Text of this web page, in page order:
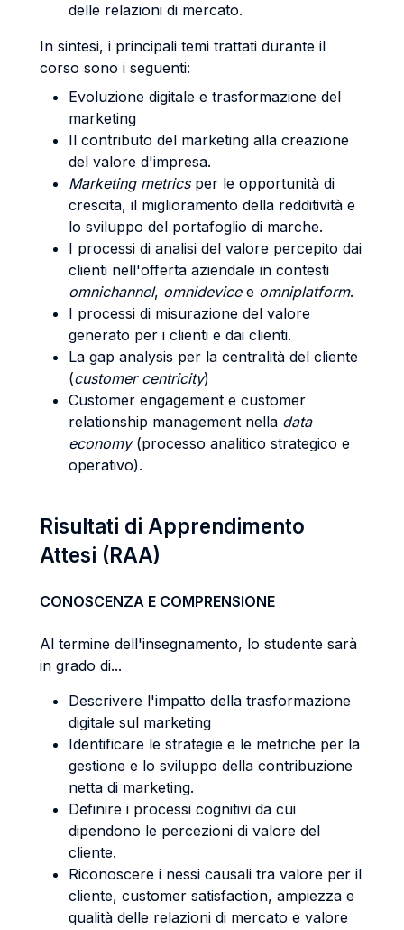
delle relazioni di mercato.
In sintesi, i principali temi trattati durante il
corso sono i seguenti:
Evoluzione digitale e trasformazione del
marketing
Il contributo del marketing alla creazione
del valore d'impresa.
Marketing metricsper le opportunità di
crescita, il miglioramento della redditività e
lo sviluppo del portafoglio di marche.
I processi di analisi del valore percepito dai
clienti nell'offerta aziendale in contesti
omnichannel, omnidevice e omniplatform.
I processi di misurazione del valore
generato per i clienti e dai clienti.
La gap analysis per la centralità del cliente
(customer centricity)
Customer engagement e customer
relationship management nella data
economy(processo analitico strategico e
operativo).
Risultati di Apprendimento
Attesi (RAA)
CONOSCENZA E COMPRENSIONE
Al termine dell'insegnamento, lo studente sarà
in grado di...
Descrivere l'impatto della trasformazione
digitale sul marketing
Identificare le strategie e le metriche per la
gestione e lo sviluppo della contribuzione
netta di marketing.
Definire i processi cognitivi da cui
dipendono le percezioni di valore del
cliente.
Riconoscere i nessi causali tra valore per il
cliente, customer satisfaction, ampiezza e
qualità delle relazioni di mercato e valore